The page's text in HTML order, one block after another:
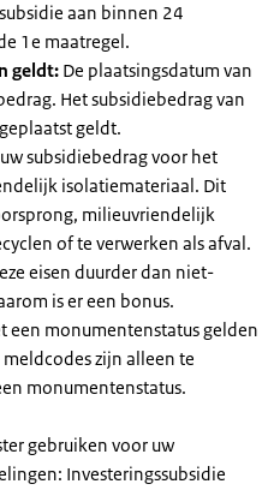
aan binnen 24
1e maatregel.
geldt: De plaatsingsdatum van
Het subsidiebedrag van
geldt.
subsidiebedrag voor het
isolatiemateriaal. Dit
milieuvriendelijk
of te verwerken als afval.
eisen duurder dan niet-
is er een bonus.
een monumentenstatus gelden
zijn alleen te
monumentenstatus.
gebruiken voor uw
Investeringssubsidie